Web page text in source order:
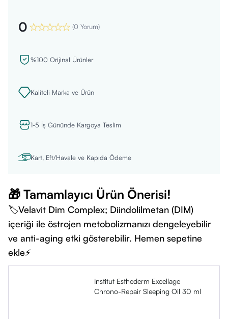
0 (0 Yorum)
%100 Orijinal Ürünler
Kaliteli Marka ve Ürün
1-5 İş Gününde Kargoya Teslim
Kart, Eft/Havale ve Kapıda Ödeme
🎁 Tamamlayıcı Ürün Önerisi!
🏷️Velavit Dim Complex; Diindolilmetan (DIM)
içeriği ile östrojen metobolizmanızı dengeleyebilir
ve anti-aging etki gösterebilir. Hemen sepetine
ekle⚡
Institut Esthederm Excellage
Chrono-Repair Sleeping Oil 30 ml